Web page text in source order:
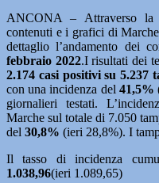
ANCONA – Attraverso
contenuti e i grafici di
dettaglio l’andamento dei
febbraio 2022.I risultati dei
2.174 casi positivi su 5.237
con una incidenza del 41,5%
giornalieri testati.
Marche sul totale di 7.050
del 30,8% (ieri 28,8%). I
Il tasso di incidenza
1.038,96(ieri 1.089,65)